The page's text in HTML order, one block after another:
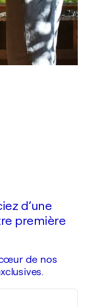
d’une
première
de nos